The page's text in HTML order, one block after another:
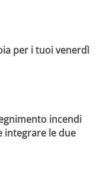
per i tuoi venerdì
incendi
integrare le due